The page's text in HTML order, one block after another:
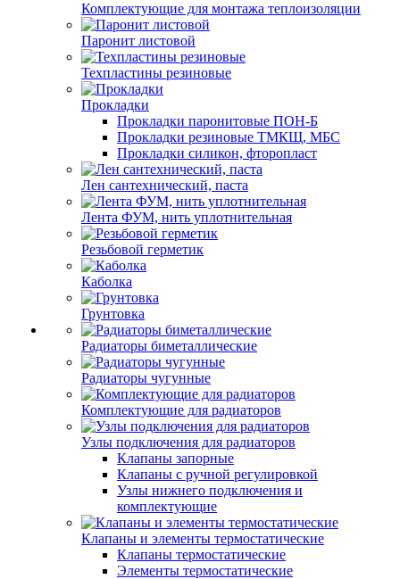
Комплектующие для монтажа теплоизоляции
Паронит листовой
Техпластины резиновые
Прокладки
Прокладки паронитовые ПОН-Б
Прокладки резиновые ТМКЩ, МБС
Прокладки силикон, фторопласт
Лен сантехнический, паста
Лента ФУМ, нить уплотнительная
Резьбовой герметик
Каболка
Грунтовка
Радиаторы биметаллические
Радиаторы чугунные
Комплектующие для радиаторов
Узлы подключения для радиаторов
Клапаны запорные
Клапаны с ручной регулировкой
Узлы нижнего подключения и
комплектующие
Клапаны и элементы термостатические
Клапаны термостатические
Элементы термостатические